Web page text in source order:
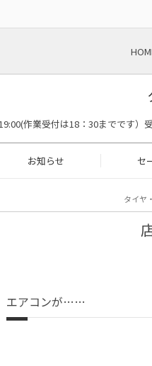
作業受付は18：30までです）
お知らせ セ
タイヤ
エアコンが……